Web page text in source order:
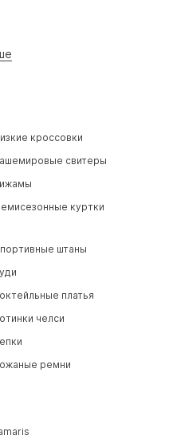
кроссовки
свитеры
куртки
штаны
платья
челси
ремни